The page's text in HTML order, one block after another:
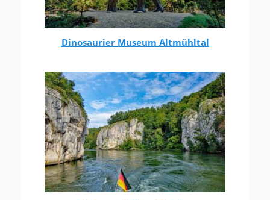
Dinosaurier Museum Altmühltal